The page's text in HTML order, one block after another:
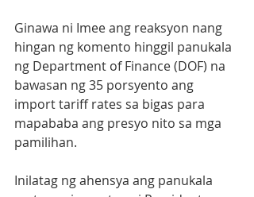
Ginawa ni Imee ang reaksyon nang
hingan ng komento hinggil panukala
ng Department of Finance (DOF) na
bawasan ng 35 porsyento ang
import tariff rates sa bigas para
mapababa ang presyo nito sa mga
pamilihan.
Inilatag ng ahensya ang panukala